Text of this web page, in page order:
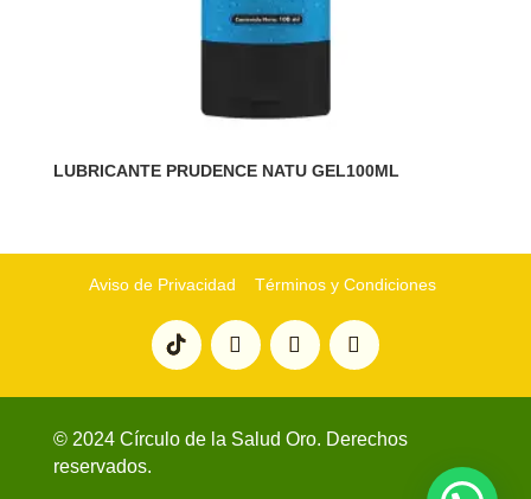
LUBRICANTE PRUDENCE NATU GEL100ML
Aviso de Privacidad Términos y Condiciones
© 2024 Círculo de la Salud Oro. Derechos
reservados.